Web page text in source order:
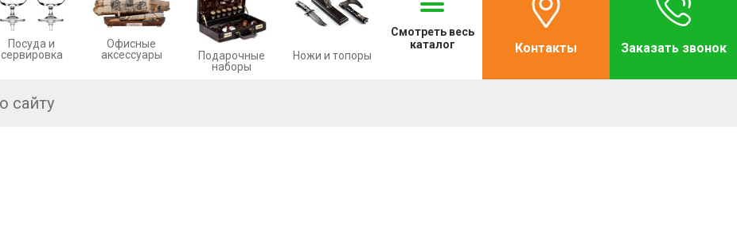
Посуда и
сервировка
Офисные
аксессуары
Подарочные
наборы
Ножи и топоры
Смотреть весь
каталог
Контакты Заказать звонок